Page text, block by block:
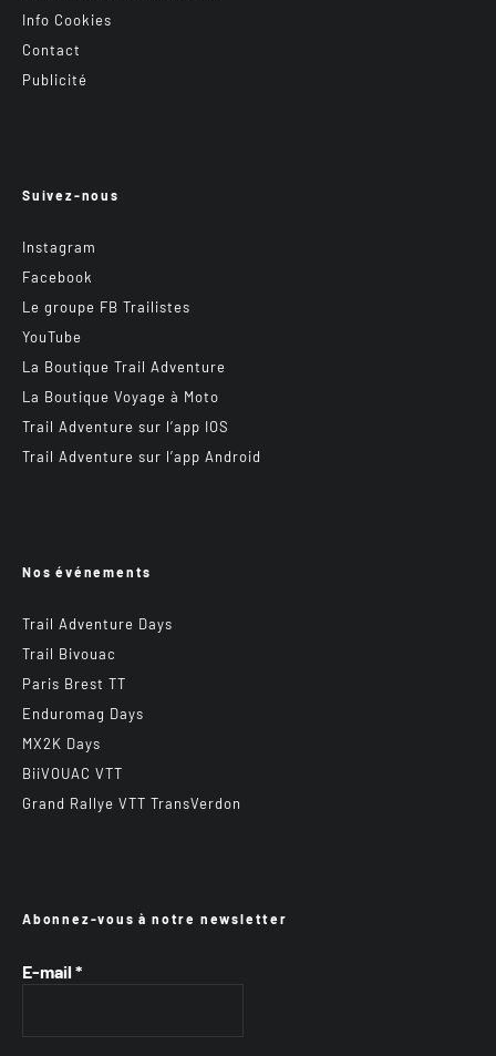
Info Cookies
Contact
Publicité
Suivez-nous
Instagram
Facebook
Le groupe FB Trailistes
YouTube
La Boutique Trail Adventure
La Boutique Voyage à Moto
Trail Adventure sur l’app IOS
Trail Adventure sur l’app Android
Nos événements
Trail Adventure Days
Trail Bivouac
Paris Brest TT
Enduromag Days
MX2K Days
BiiVOUAC VTT
Grand Rallye VTT TransVerdon
Abonnez-vous à notre newsletter
E-mail *